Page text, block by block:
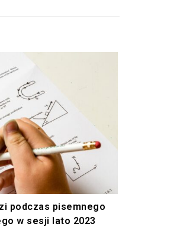
podczas pisemnego
w sesji lato 2023